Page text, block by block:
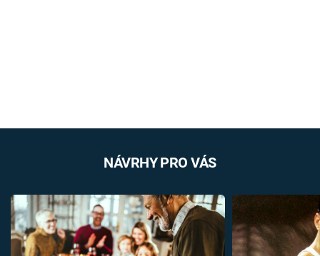
NÁVRHY PRO VÁS